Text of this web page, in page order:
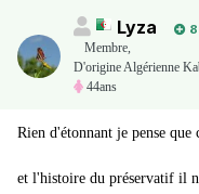
Lyza
Membre,
D'origine Algérienne
44ans
Rien d'étonnant je pense
et l'histoire du préservatif il